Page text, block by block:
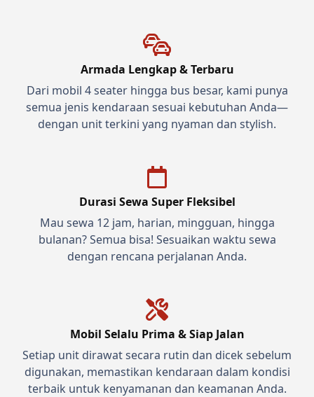
Armada Lengkap & Terbaru
Dari mobil 4 seater hingga bus besar, kami punya
semua jenis kendaraan sesuai kebutuhan Anda—
dengan unit terkini yang nyaman dan stylish.
Durasi Sewa Super Fleksibel
Mau sewa 12 jam, harian, mingguan, hingga
bulanan? Semua bisa! Sesuaikan waktu sewa
dengan rencana perjalanan Anda.
Mobil Selalu Prima & Siap Jalan
Setiap unit dirawat secara rutin dan dicek sebelum
digunakan, memastikan kendaraan dalam kondisi
terbaik untuk kenyamanan dan keamanan Anda.